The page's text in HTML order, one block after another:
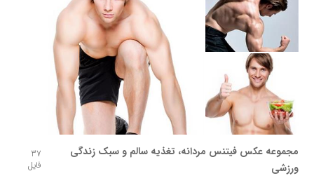
مجموعه عکس فیتنس مردانه، تغذیه سالم و سبک زندگی
ورزشی
37
فایل